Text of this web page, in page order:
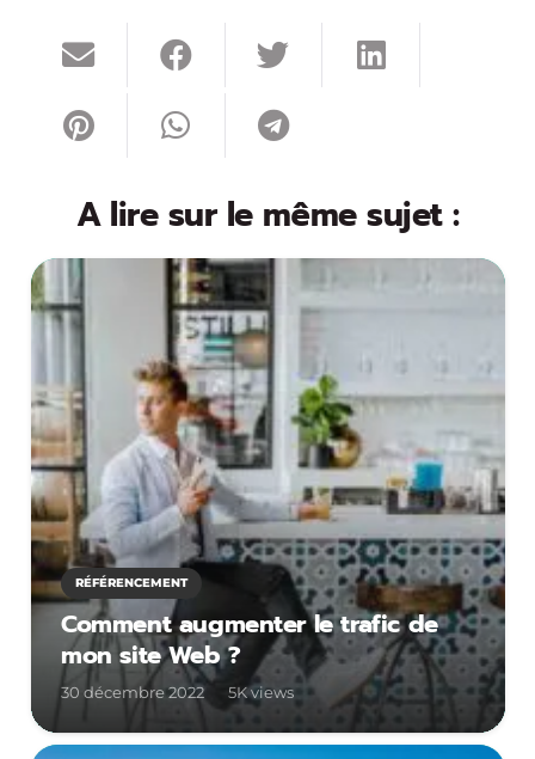
A lire sur le même sujet :
RÉFÉRENCEMENT
Comment augmenter le trafic de
mon site Web ?
30 décembre 2022 5Kviews